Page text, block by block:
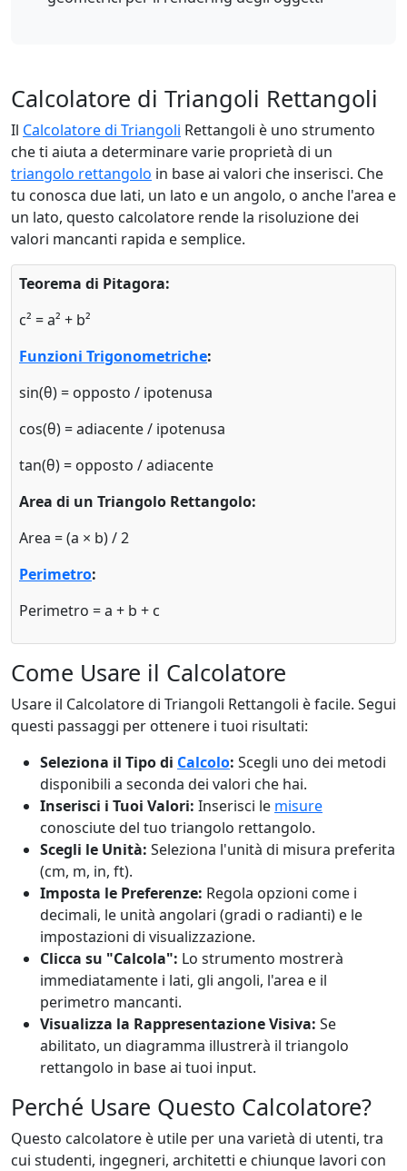
Calcolatore di Triangoli Rettangoli
Il Calcolatore di Triangoli Rettangoli è uno strumento
che ti aiuta a determinare varie proprietà di un
triangolo rettangolo in base ai valori che inserisci. Che
tu conosca due lati, un lato e un angolo, o anche l'area e
un lato, questo calcolatore rende la risoluzione dei
valori mancanti rapida e semplice.
Teorema di Pitagora:
c² = a² + b²
Funzioni Trigonometriche:
sin(θ) = opposto / ipotenusa
cos(θ) = adiacente / ipotenusa
tan(θ) = opposto / adiacente
Area di un Triangolo Rettangolo:
Area = (a × b) / 2
Perimetro:
Perimetro = a + b + c
Come Usare il Calcolatore
Usare il Calcolatore di Triangoli Rettangoli è facile. Segui
questi passaggi per ottenere i tuoi risultati:
Seleziona il Tipo di Calcolo: Scegli uno dei metodi
disponibili a seconda dei valori che hai.
Inserisci i Tuoi Valori: Inserisci le misure
conosciute del tuo triangolo rettangolo.
Scegli le Unità: Seleziona l'unità di misura preferita
(cm, m, in, ft).
Imposta le Preferenze: Regola opzioni come i
decimali, le unità angolari (gradi o radianti) e le
impostazioni di visualizzazione.
Clicca su "Calcola": Lo strumento mostrerà
immediatamente i lati, gli angoli, l'area e il
perimetro mancanti.
Visualizza la Rappresentazione Visiva: Se
abilitato, un diagramma illustrerà il triangolo
rettangolo in base ai tuoi input.
Perché Usare Questo Calcolatore?
Questo calcolatore è utile per una varietà di utenti, tra
cui studenti, ingegneri, architetti e chiunque lavori con